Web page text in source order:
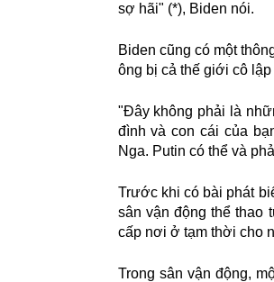
sợ hãi" (*), Biden nói.
Biden cũng có một
ông bị cả thế giới cô
"Đây không phải là
đình và con cái của
Nga. Putin có thể và
Trước khi có bài phát
sân vận động thể thao
cấp nơi ở tạm thời cho
Trong sân vận động,